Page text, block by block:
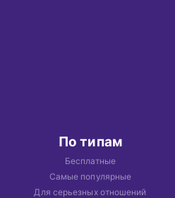
По типам
Бесплатные
Самые популярные
Для серьезных отношений